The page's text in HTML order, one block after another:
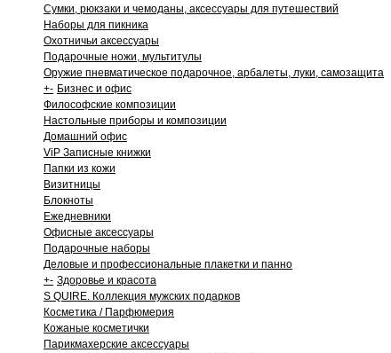
Сумки, рюкзаки и чемоданы, аксессуары для путешествий
Наборы для пикника
Охотничьи аксессуары
Подарочные ножи, мультитулы
Оружие пневматическое подарочное, арбалеты, луки, самозащита
+- Бизнес и офис
Философские композиции
Настольные приборы и композиции
Домашний офис
ViP Записные книжки
Папки из кожи
Визитницы
Блокноты
Ежедневники
Офисные аксессуары
Подарочные наборы
Деловые и профессиональные плакетки и панно
+- Здоровье и красота
S QUIRE. Коллекция мужских подарков
Косметика / Парфюмерия
Кожаные косметички
Парикмахерские аксессуары